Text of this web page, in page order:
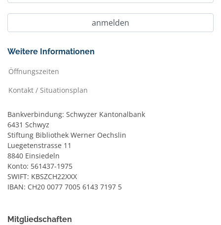
Weitere Informationen
Öffnungszeiten
Kontakt / Situationsplan
Bankverbindung: Schwyzer Kantonalbank
6431 Schwyz
Stiftung Bibliothek Werner Oechslin
Luegetenstrasse 11
8840 Einsiedeln
Konto: 561437-1975
SWIFT: KBSZCH22XXX
IBAN: CH20 0077 7005 6143 7197 5
Mitgliedschaften